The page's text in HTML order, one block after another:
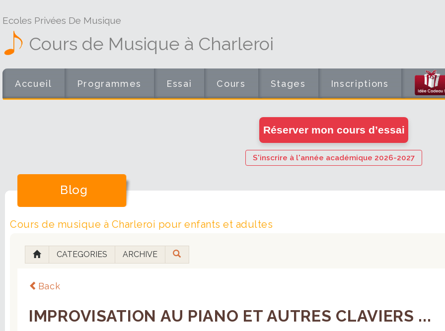
Ecoles Privées De Musique
Cours de Musique à Charleroi
Accueil Programmes Essai Cours Stages Inscriptions
Réserver mon cours d’essai
S'inscrire à l'année académique 2026-2027
Blog
Cours de musique à Charleroi pour enfants et adultes
CATEGORIES ARCHIVE
Back
IMPROVISATION AU PIANO ET AUTRES CLAVIERS ...